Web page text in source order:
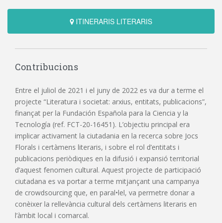
ITINERARIS LITERARIS
Contribucions
Entre el juliol de 2021 i el juny de 2022 es va dur a terme el
projecte “Literatura i societat: arxius, entitats, publicacions”,
finançat per la Fundación Española para la Ciencia y la
Tecnología (ref. FCT-20-16451). L’objectiu principal era
implicar activament la ciutadania en la recerca sobre Jocs
Florals i certàmens literaris, i sobre el rol d’entitats i
publicacions periòdiques en la difusió i expansió territorial
d’aquest fenomen cultural. Aquest projecte de participació
ciutadana es va portar a terme mitjançant una campanya
de crowdsourcing que, en paral•lel, va permetre donar a
conèixer la rellevància cultural dels certàmens literaris en
l’àmbit local i comarcal.